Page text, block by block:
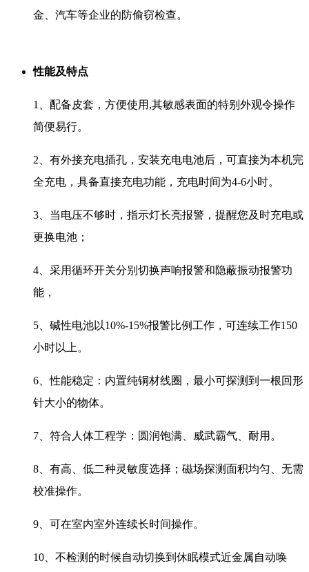
金、汽车等企业的防偷窃检查。
性能及特点
1、配备皮套，方便使用,其敏感表面的特别外观令操作
简便易行。
2、有外接充电插孔，安装充电电池后，可直接为本机完
全充电，具备直接充电功能，充电时间为4-6小时。
3、当电压不够时，指示灯长亮报警，提醒您及时充电或
更换电池；
4、采用循环开关分别切换声响报警和隐蔽振动报警功
能，
5、碱性电池以10%-15%报警比例工作，可连续工作150
小时以上。
6、性能稳定：内置纯铜材线圈，最小可探测到一根回形
针大小的物体。
7、符合人体工程学：圆润饱满、威武霸气、耐用。
8、有高、低二种灵敏度选择；磁场探测面积均匀、无需
校准操作。
9、可在室内室外连续长时间操作。
10、不检测的时候自动切换到休眠模式近金属自动唤